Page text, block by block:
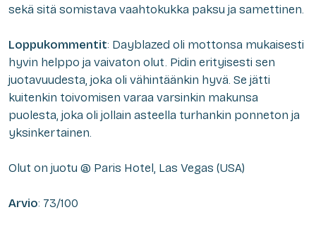
sekä sitä somistava vaahtokukka paksu ja samettinen.
Loppukommentit: Dayblazed oli mottonsa mukaisesti
hyvin helppo ja vaivaton olut. Pidin erityisesti sen
juotavuudesta, joka oli vähintäänkin hyvä. Se jätti
kuitenkin toivomisen varaa varsinkin makunsa
puolesta, joka oli jollain asteella turhankin ponneton ja
yksinkertainen.
Olut on juotu @ Paris Hotel, Las Vegas (USA)
Arvio: 73/100